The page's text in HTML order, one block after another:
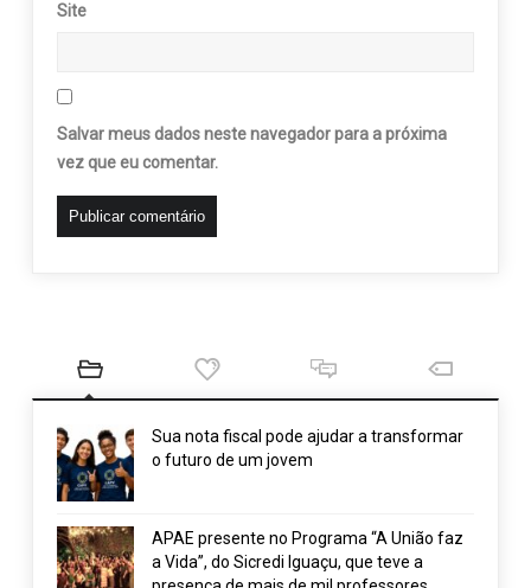
Site
Salvar meus dados neste navegador para a próxima
vez que eu comentar.
Sua nota fiscal pode ajudar a transformar
o futuro de um jovem
APAE presente no Programa “A União faz
a Vida”, do Sicredi Iguaçu, que teve a